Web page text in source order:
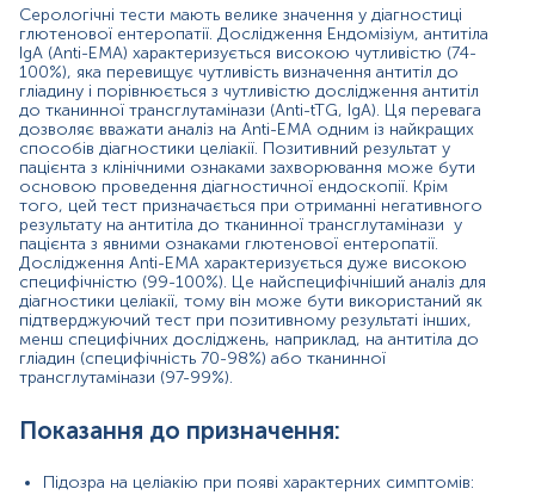
шлунково-кишкові симптоми: хронічна чи
періодична діарея, порушення всмоктування,
втрата ваги, біль в животі, здуття живота;
позакишкові симптоми: особи з невстановленою
причиною залізодефіцитної анемії, дефіциту
фолатів або вітаміну В12, стійкого підвищення
рівня амінотрансфераз у сироватці крові, втоми,
періодичних головних болів, втрати плода,
низької ваги немовлят при народженні, зниження
фертильності, персистуючого афтозного
стоматиту.
Скринінгове обстеження осіб з високою
ймовірністю целіакії та появою симптомів:
родичі першого ступеня людей з целіакією;
особа з пов'язаним аутоімунним розладом або
іншим станом, особливо цукровий діабет 1 типу,
аутоімунні захворювання щитовидної залози,
Дауна, синдром Тернера, синдром Вільямса;
Контроль лікування та ефективності
Серологічні тести мають велике значення у діагностиці
глютенової ентеропатії. Дослідження Ендомізіум, антитіла
IgA (Anti-EMA) характеризується високою чутливістю (74-
100%), яка перевищує чутливість визначення антитіл до
гліадину і порівнюється з чутливістю дослідження антитіл
до тканинної трансглутамінази (Anti-tTG, IgA). Ця перевага
дозволяє вважати аналіз на Anti-EMA одним із найкращих
способів діагностики целіакії. Позитивний результат у
пацієнта з клінічними ознаками захворювання може бути
основою проведення діагностичної ендоскопії. Крім
того, цей тест призначається при отриманні негативного
результату на антитіла до тканинної трансглутамінази у
пацієнта з явними ознаками глютенової ентеропатії.
Дослідження Anti-EMA характеризується дуже високою
специфічністю (99-100%). Це найспецифічніший аналіз для
діагностики целіакії, тому він може бути використаний як
підтверджуючий тест при позитивному результаті інших,
менш специфічних досліджень, наприклад, на антитіла до
гліадин (специфічність 70-98%) або тканинної
трансглутамінази (97-99%).
Показання до призначення:
Підозра на целіакію при появі характерних симптомів: